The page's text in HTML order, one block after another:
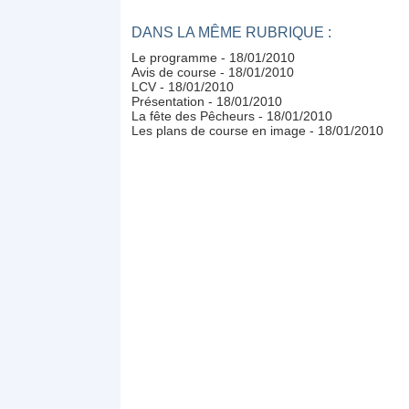
DANS LA MÊME RUBRIQUE :
Le programme - 18/01/2010
Avis de course - 18/01/2010
LCV - 18/01/2010
Présentation - 18/01/2010
La fête des Pêcheurs - 18/01/2010
Les plans de course en image - 18/01/2010